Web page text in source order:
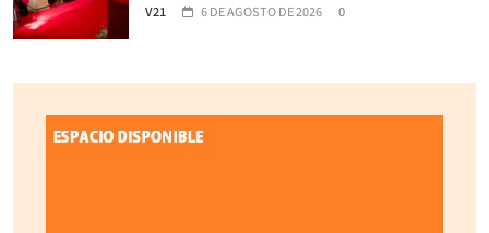
V21 6 DE AGOSTO DE 2026 0